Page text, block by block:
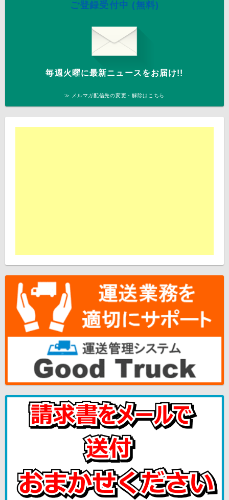
ご登録受付中 (無料)
毎週火曜に最新ニュースをお届け!!
≫ メルマガ配信先の変更・解除はこちら